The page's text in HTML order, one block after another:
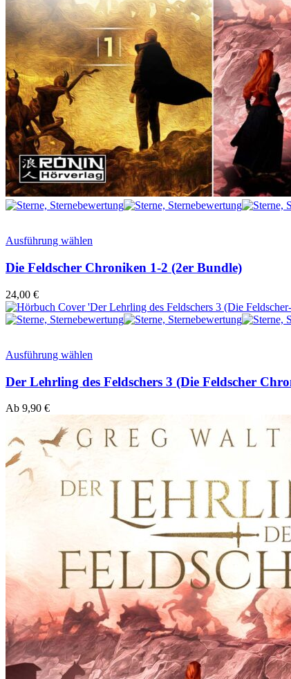
Ausführung wählen
Die Feldscher Chroniken 1-2 (2er Bundle)
24,00 €
Ausführung wählen
Der Lehrling des Feldschers 3 (Die Feldscher
Ab 9,90 €